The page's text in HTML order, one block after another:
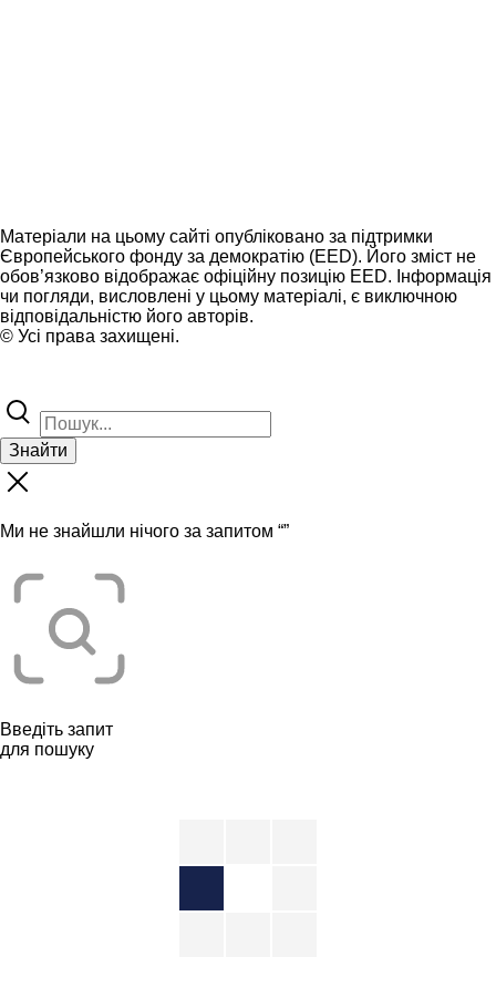
Матеріали на цьому сайті опубліковано за підтримки
Європейського фонду за демократію (EED). Його зміст не
обов’язково відображає офіційну позицію EED. Інформація
чи погляди, висловлені у цьому матеріалі, є виключною
відповідальністю його авторів.
© Усі права захищені.
Знайти
Ми не знайшли нічого за запитом “”
Введіть запит
для пошуку